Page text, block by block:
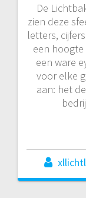
De
zien deze
letters,
een
een ware
voor elke
aan: het